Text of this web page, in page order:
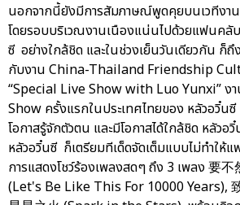
นอกจากนี้ยังมีการสัมภาษณ์พูดคุยบนเวทีงาน
โดยรอบบริเวณงานเนืองแน่นไปด้วยแฟนคลั
ซี อย่างใกล้ชิด และในช่วงเย็นวันเดียวกัน ก็
กับงาน China-Thailand Friendship
“Special Live Show with Luo Yunxi” ง
Show ครั้งแรกในประเทศไทยของ หลัวอวิ๋น
โอกาสรู้จักตัวตน และมีโอกาสได้ใกล้ชิด หลัวอ
หลัวอวิ๋นซี ก็เตรียมทีเด็ดจัดเต็มแบบไม่ทำให้
การแสดงโชว์ร้องเพลงสดๆ ถึง 3 เพลง 要
(Let's Be Like This For 10000 Years),